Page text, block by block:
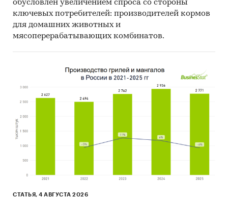
обусловлен увеличением спроса со стороны
ключевых потребителей: производителей кормов
для домашних животных и
мясоперерабатывающих комбинатов.
СТАТЬЯ, 4 АВГУСТА 2026